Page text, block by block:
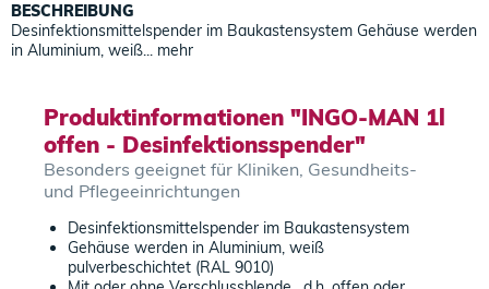
BESCHREIBUNG
Desinfektionsmittelspender im Baukastensystem Gehäuse werden
in Aluminium, weiß... mehr
Produktinformationen "INGO-MAN 1l
offen - Desinfektionsspender"
Besonders geeignet für Kliniken, Gesundheits-
und Pflegeeinrichtungen
Desinfektionsmittelspender im Baukastensystem
Gehäuse werden in Aluminium, weiß
pulverbeschichtet (RAL 9010)